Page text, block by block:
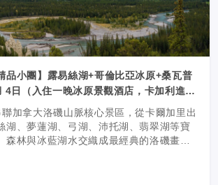
品小團】露易絲湖+哥倫比亞冰原+桑瓦普
4日（入住一晚冰原景觀酒店，卡加利進
加拿大洛磯山脈核心景區，從卡爾加里出
湖、夢蓮湖、弓湖、沛托湖、翡翠湖等寶
森林與冰藍湖水交織成最經典的洛磯畫